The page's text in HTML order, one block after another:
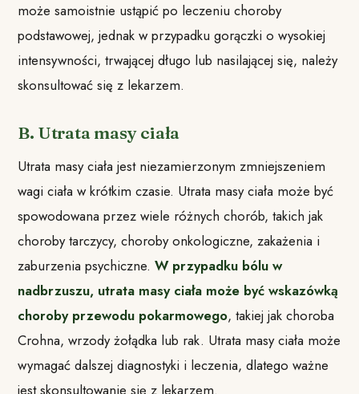
może samoistnie ustąpić po leczeniu choroby
podstawowej, jednak w przypadku gorączki o wysokiej
intensywności, trwającej długo lub nasilającej się, należy
skonsultować się z lekarzem.
B. Utrata masy ciała
Utrata masy ciała jest niezamierzonym zmniejszeniem
wagi ciała w krótkim czasie. Utrata masy ciała może być
spowodowana przez wiele różnych chorób, takich jak
choroby tarczycy, choroby onkologiczne, zakażenia i
zaburzenia psychiczne.W przypadku bólu w
nadbrzuszu, utrata masy ciała może być wskazówką
choroby przewodu pokarmowego, takiej jak choroba
Crohna, wrzody żołądka lub rak. Utrata masy ciała może
wymagać dalszej diagnostyki i leczenia, dlatego ważne
jest skonsultowanie się z lekarzem.